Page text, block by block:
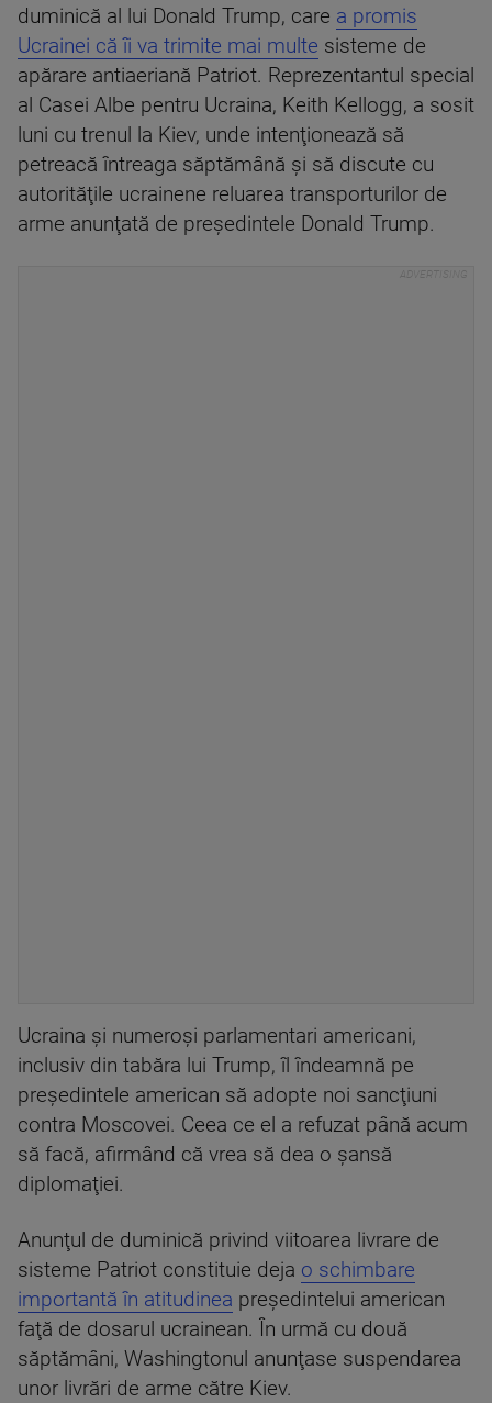
duminică al lui Donald Trump, care a promis
Ucrainei că îi va trimite mai multe sisteme de
apărare antiaeriană Patriot. Reprezentantul special
al Casei Albe pentru Ucraina, Keith Kellogg, a sosit
luni cu trenul la Kiev, unde intenţionează să
petreacă întreaga săptămână şi să discute cu
autorităţile ucrainene reluarea transporturilor de
arme anunţată de preşedintele Donald Trump.
Ucraina şi numeroşi parlamentari americani,
inclusiv din tabăra lui Trump, îl îndeamnă pe
preşedintele american să adopte noi sancţiuni
contra Moscovei. Ceea ce el a refuzat până acum
să facă, afirmând că vrea să dea o şansă
diplomaţiei.
Anunţul de duminică privind viitoarea livrare de
sisteme Patriot constituie deja o schimbare
importantă în atitudinea preşedintelui american
faţă de dosarul ucrainean. În urmă cu două
săptămâni, Washingtonul anunţase suspendarea
unor livrări de arme către Kiev.